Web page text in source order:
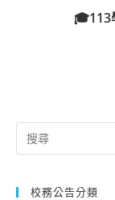
🎓113
Search
for:
校務公告分類